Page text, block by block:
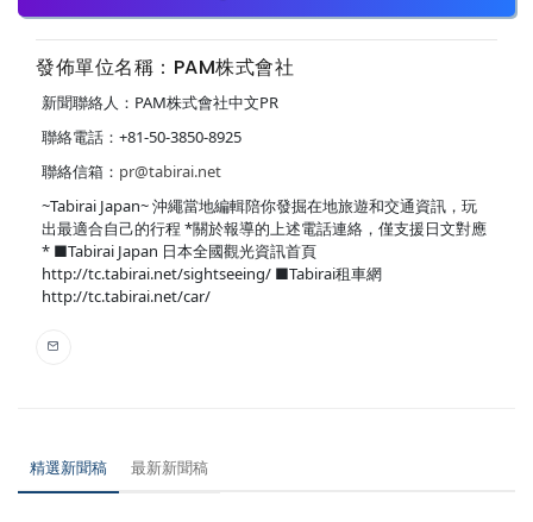
發佈單位名稱：PAM株式會社
新聞聯絡人：PAM株式會社中文PR
聯絡電話：+81-50-3850-8925
聯絡信箱： pr@tabirai.net
~Tabirai Japan~ 沖繩當地編輯陪你發掘在地旅遊和交通資訊，玩
出最適合自己的行程 *關於報導的上述電話連絡，僅支援日文對應
* ■Tabirai Japan 日本全國觀光資訊首頁
http://tc.tabirai.net/sightseeing/ ■Tabirai租車網
http://tc.tabirai.net/car/
精選新聞稿 最新新聞稿